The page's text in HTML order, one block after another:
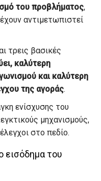
του προβλήματος,
αντιμετωπιστεί
τρεις βασικές
καλύτερη
και καλύτερη
της αγοράς.
ενίσχυσης του
μηχανισμούς,
στο πεδίο.
εισόδημα του